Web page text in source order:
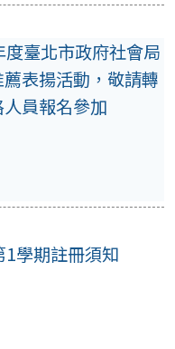
臺北市政府社會局
表揚活動，敬請轉
員報名參加
學期註冊須知